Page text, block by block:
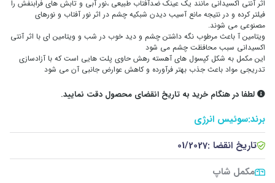
اثر آنتی اکسیدانی مانند یک عینک ضدآفتاب طبیعی ،نور آبی و تابش های فرابنفش را
فیلتر کرده و در نتیجه مانع آسیب دیدن شبکیه چشم در اثر نور آفتاب و نورهای
مصنوعی می شوند.
ویتامین آ باعث مرطوب نگه داشتن چشم و دید خوب در شب و ویتامین ای با اثر آنتی
اکسیدانی سبب محافظت چشم می شود
این مکمل به شکل کپسول های آهسته رهش حاوی پلت هایی است که با آزادسازی
تدریجی مواد باعث جذب بهتر فرآورده و کاهش عوارض جانبی آن می شود
لطفا در هنگام خرید به تاریخ انقضای محصول دقت نمایید.
برند:سوئیس انرژی
تاریخ انقضا :01/2027
مکمل شاپ